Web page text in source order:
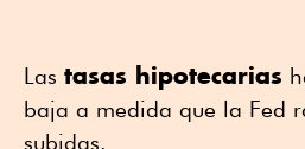
Las tasas hipotecarias
baja a medida que la Fed
subidas.